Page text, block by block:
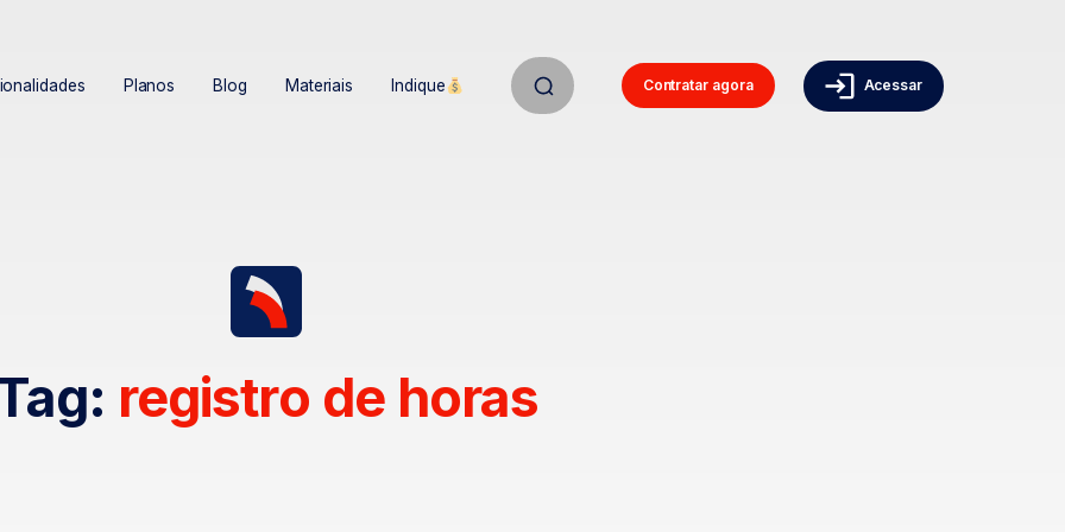
Contratar agora Acessar
Planos Blog Materiais Indique
registro de horas